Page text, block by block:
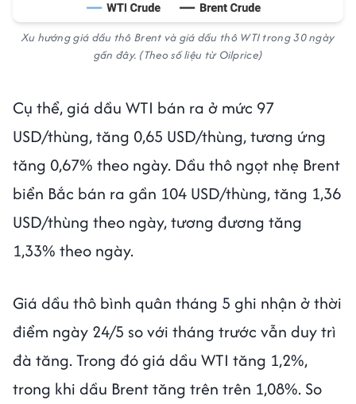
Xu hướng giá dầu thô Brent và giá dầu thô WTI trong 30 ngày
gần đây. (Theo số liệu từ Oilprice)
Cụ thể, giá dầu WTI bán ra ở mức 97
USD/thùng, tăng 0,65 USD/thùng, tương ứng
tăng 0,67% theo ngày. Dầu thô ngọt nhẹ Brent
biển Bắc bán ra gần 104 USD/thùng, tăng 1,36
USD/thùng theo ngày, tương đương tăng
1,33% theo ngày.
Giá dầu thô bình quân tháng 5 ghi nhận ở thời
điểm ngày 24/5 so với tháng trước vẫn duy trì
đà tăng. Trong đó giá dầu WTI tăng 1,2%,
trong khi dầu Brent tăng trên trên 1,08%. So